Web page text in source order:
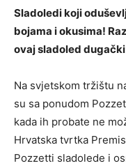
Sladoledi koji
bojama i okusima!
ovaj sladoled
Na svjetskom tržištu
su sa ponudom
kada ih probate ne
Hrvatska tvrtka
Pozzetti sladolede i